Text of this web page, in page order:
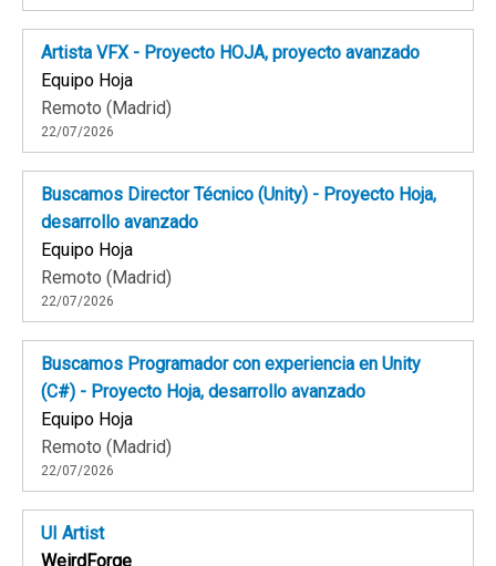
Artista VFX - Proyecto HOJA, proyecto avanzado
Equipo Hoja
Remoto (Madrid)
22/07/2026
Buscamos Director Técnico (Unity) - Proyecto Hoja,
desarrollo avanzado
Equipo Hoja
Remoto (Madrid)
22/07/2026
Buscamos Programador con experiencia en Unity
(C#) - Proyecto Hoja, desarrollo avanzado
Equipo Hoja
Remoto (Madrid)
22/07/2026
UI Artist
WeirdForge